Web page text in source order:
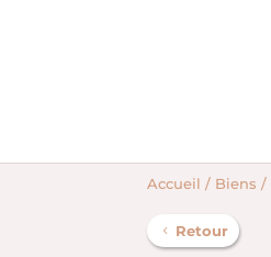
Accueil / Biens /
Retour